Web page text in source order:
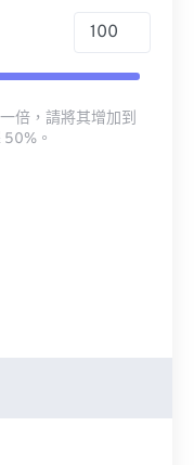
倍，請將其增加到
。